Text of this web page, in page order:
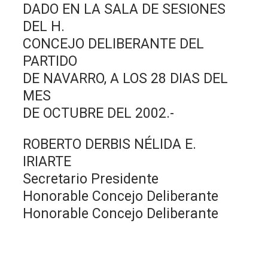
DADO EN LA SALA DE SESIONES
DEL H.
CONCEJO DELIBERANTE DEL
PARTIDO
DE NAVARRO, A LOS 28 DIAS DEL
MES
DE OCTUBRE DEL 2002.-
ROBERTO DERBIS NÉLIDA E.
IRIARTE
Secretario Presidente
Honorable Concejo Deliberante
Honorable Concejo Deliberante